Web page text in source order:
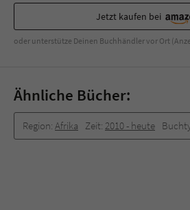
Jetzt kaufen bei
oder unterstütze Deinen Buchhändler vor Ort
Ähnliche Bücher:
Region: Afrika Zeit: 2010 -­ heute